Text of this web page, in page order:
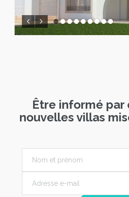
Être informé par
nouvelles villas